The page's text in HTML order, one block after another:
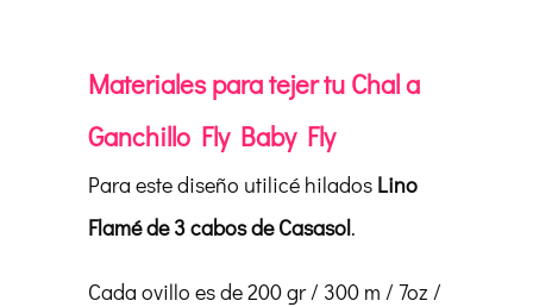
Materiales para tejer tu Chal a
Ganchillo Fly Baby Fly
Para este diseño utilicé hilados Lino
Flamé de 3 cabos de Casasol.
Cada ovillo es de 200 gr / 300 m / 7oz /